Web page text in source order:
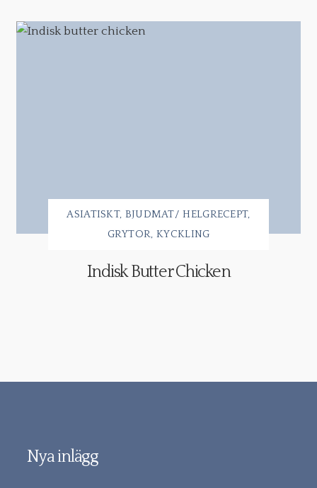
ASIATISKT BJUDMAT/ HELGRECEPT
GRYTOR KYCKLING
Indisk Butter Chicken
Nya inlägg